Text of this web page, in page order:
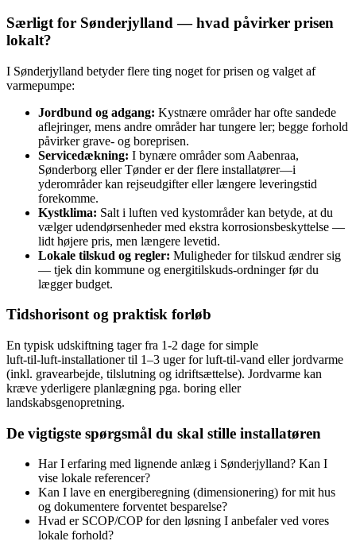
Særligt for Sønderjylland — hvad påvirker prisen
lokalt?
I Sønderjylland betyder flere ting noget for prisen og valget af
varmepumpe:
Jordbund og adgang: Kystnære områder har ofte sandede
aflejringer, mens andre områder har tungere ler; begge forhold
påvirker grave‑ og boreprisen.
Servicedækning: I bynære områder som Aabenraa,
Sønderborg eller Tønder er der flere installatører—i
yderområder kan rejseudgifter eller længere leveringstid
forekomme.
Kystklima: Salt i luften ved kystområder kan betyde, at du
vælger udendørsenheder med ekstra korrosionsbeskyttelse —
lidt højere pris, men længere levetid.
Lokale tilskud og regler: Muligheder for tilskud ændrer sig
— tjek din kommune og energitilskuds-ordninger før du
lægger budget.
Tidshorisont og praktisk forløb
En typisk udskiftning tager fra 1‑2 dage for simple
luft‑til‑luft‑installationer til 1–3 uger for luft‑til‑vand eller jordvarme
(inkl. gravearbejde, tilslutning og idriftsættelse). Jordvarme kan
kræve yderligere planlægning pga. boring eller
landskabsgenopretning.
De vigtigste spørgsmål du skal stille installatøren
Har I erfaring med lignende anlæg i Sønderjylland? Kan I
vise lokale referencer?
Kan I lave en energiberegning (dimensionering) for mit hus
og dokumentere forventet besparelse?
Hvad er SCOP/COP for den løsning I anbefaler ved vores
lokale forhold?